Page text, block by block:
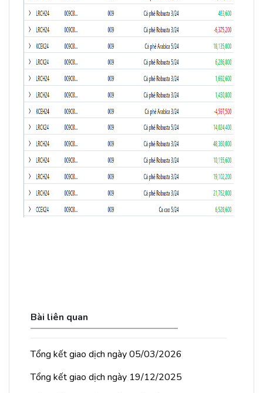
Bài liên quan
Tổng kết giao dịch ngày 05/03/2026
Tổng kết giao dịch ngày 19/12/2025